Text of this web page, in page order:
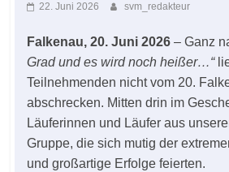
22. Juni 2026 svm_redakteur
Falkenau, 20. Juni 2026 – Ganz
Grad und es wird noch heißer…“
Teilnehmenden nicht vom 20.
abschrecken. Mitten drin im
Läuferinnen und Läufer aus
Gruppe, die sich mutig der
und großartige Erfolge feierten.